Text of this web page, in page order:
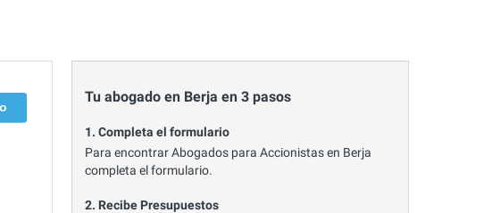
Tu abogado en Berja en 3 pasos
1. Completa el formulario
Para encontrar Abogados para Accionistas en Berja
completa el formulario.
2. Recibe Presupuestos